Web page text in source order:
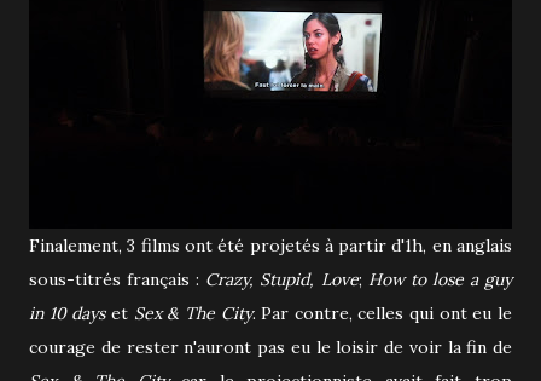
Finalement, 3 films ont été projetés à partir d'1h, en anglais
sous-titrés français : Crazy, Stupid, Love; How to lose a guy
in 10 dayset Sex & The City. Par contre, celles qui ont eu le
courage de rester n'auront pas eu le loisir de voir la fin de